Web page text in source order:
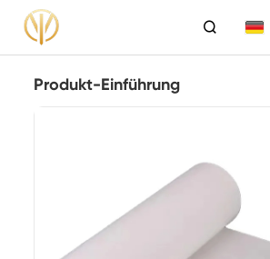

Produkt-Einführung